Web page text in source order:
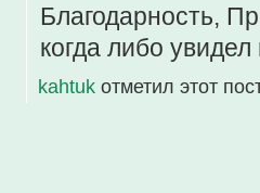
Благодарность,
когда либо
kahtuk отметил этот